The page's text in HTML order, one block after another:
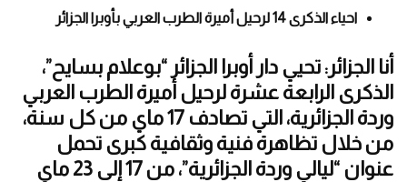
احياء الذكرى 14 لرحيل أميرة الطرب العربي بأوبرا الجزائر
أنا الجزائر: تحيي دار أوبرا الجزائر “بوعلام بسايح”،
الذكرى الرابعة عشرة لرحيل أميرة الطرب العربي
وردة الجزائرية، التي تصادف 17 ماي من كل سنة،
من خلال تظاهرة فنية وثقافية كبرى تحمل
عنوان “ليالي وردة الجزائرية”، من 17 إلى 23 ماي